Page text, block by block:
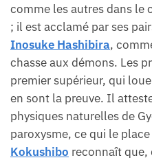
comme les autres dans le
; il est acclamé par ses
Inosuke Hashibira,
chasse aux démons. Les
premier supérieur, qui
en sont la preuve. Il
physiques naturelles de
paroxysme, ce qui le
Kokushibo reconnaît que,